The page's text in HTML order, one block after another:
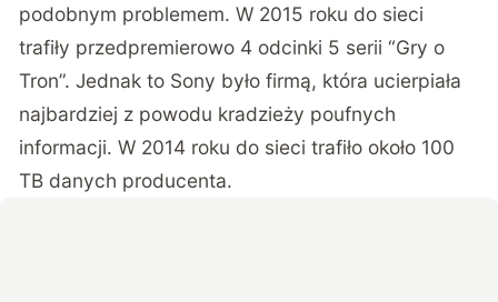
podobnym problemem. W 2015 roku do sieci
trafiły przedpremierowo 4 odcinki 5 serii “Gry o
Tron”. Jednak to Sony było firmą, która ucierpiała
najbardziej z powodu kradzieży poufnych
informacji. W 2014 roku do sieci trafiło około 100
TB danych producenta.